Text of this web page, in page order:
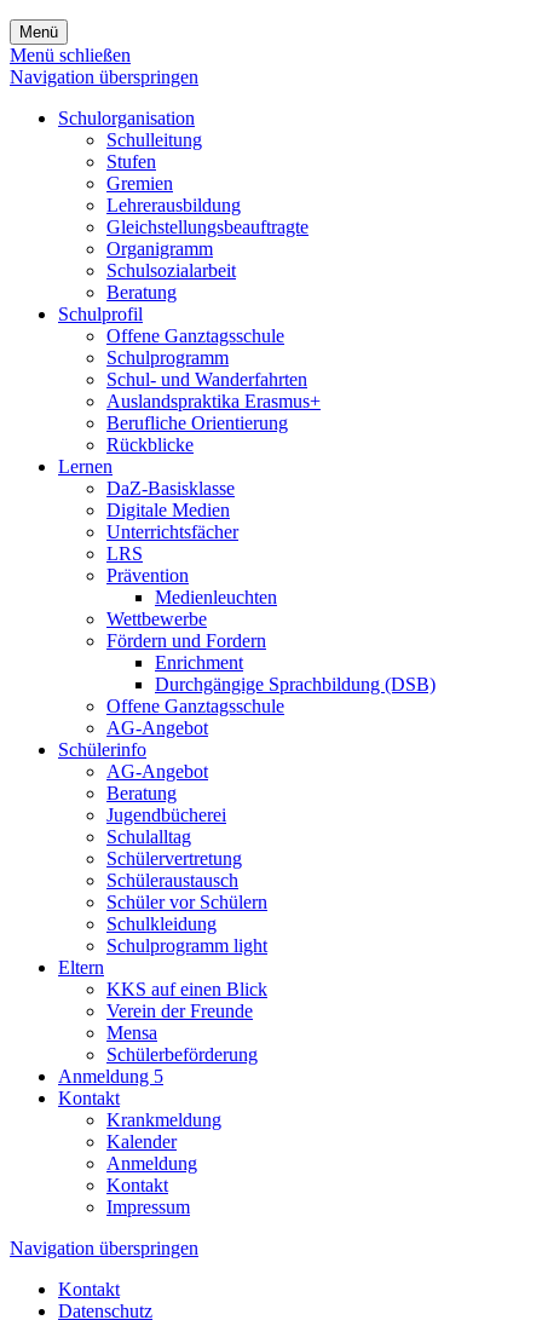
Menü
Menü schließen
Navigation überspringen
Schulorganisation
Schulleitung
Stufen
Gremien
Lehrerausbildung
Gleichstellungsbeauftragte
Organigramm
Schulsozialarbeit
Beratung
Schulprofil
Offene Ganztagsschule
Schulprogramm
Schul- und Wanderfahrten
Auslandspraktika Erasmus+
Berufliche Orientierung
Rückblicke
Lernen
DaZ-Basisklasse
Digitale Medien
Unterrichtsfächer
LRS
Prävention
Medienleuchten
Wettbewerbe
Fördern und Fordern
Enrichment
Durchgängige Sprachbildung (DSB)
Offene Ganztagsschule
AG-Angebot
Schülerinfo
AG-Angebot
Beratung
Jugendbücherei
Schulalltag
Schülervertretung
Schüleraustausch
Schüler vor Schülern
Schulkleidung
Schulprogramm light
Eltern
KKS auf einen Blick
Verein der Freunde
Mensa
Schülerbeförderung
Anmeldung 5
Kontakt
Krankmeldung
Kalender
Anmeldung
Kontakt
Impressum
Navigation überspringen
Kontakt
Datenschutz